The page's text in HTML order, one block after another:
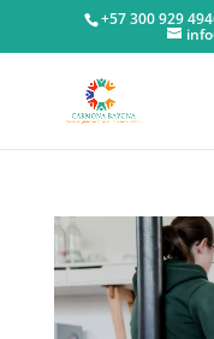
+57 300 929